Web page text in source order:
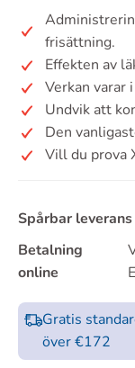
frisättning.
Effekten av
Verkan varar
Undvik att
Den
Vill du prova
Spårbar leverans
Betalning
online
Gratis
över €172